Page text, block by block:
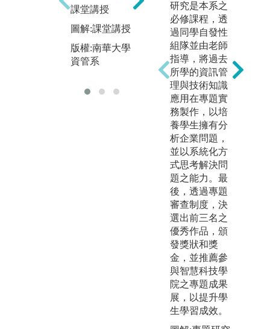
課堂講授
圖解:課堂講授
版權:南華大學
資管系
討
圖解:個案分析
或研討
版權:南華大學
資管系
研究是本系之
必修課程，透
過同學自發性
組隊並由老師
指導，將過去
所學的資訊管
理與技術知識
應用在專題實
務製作，以培
養學生擁有分
析企業問題，
並以系統化方
式思考解決問
題之能力。最
後，透過專題
審查制度，決
選出前三名之
優秀作品，頒
發獎狀和獎
金，並推薦參
與智慧科技學
院之專題成果
展，以提升學
生學習成效。